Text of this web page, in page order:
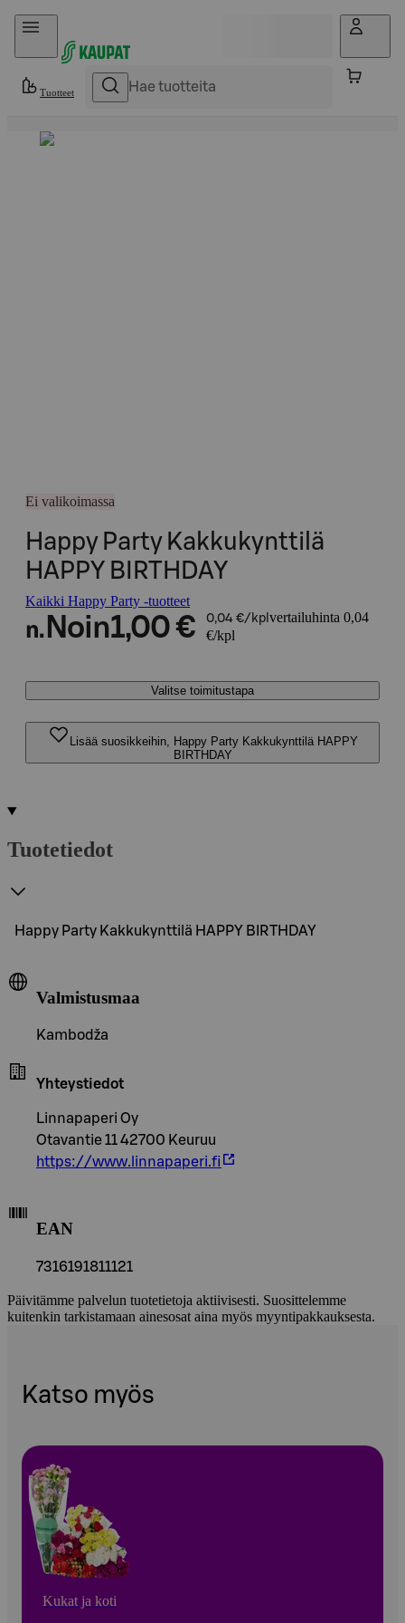
Hyppää sisältöön
Tuotteet
Ei valikoimassa
Happy Party Kakkukynttilä
HAPPY BIRTHDAY
Kaikki Happy Party -tuotteet
n. Noin1,00 € 0,04 €/kpl vertailuhinta 0,04
€/kpl
Valitse toimitustapa
Lisää suosikkeihin, Happy Party Kakkukynttilä HAPPY
BIRTHDAY
Tuotetiedot
Happy Party Kakkukynttilä HAPPY BIRTHDAY
Valmistusmaa
Kambodža
Yhteystiedot
Linnapaperi Oy
Otavantie 11 42700 Keuruu
https://www.linnapaperi.fi
EAN
7316191811121
Päivitämme palvelun tuotetietoja aktiivisesti. Suosittelemme
kuitenkin tarkistamaan ainesosat aina myös myyntipakkauksesta.
Katso myös
Kukat ja koti